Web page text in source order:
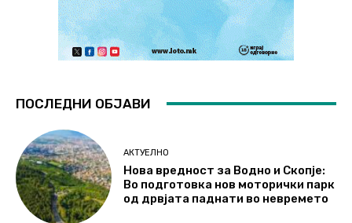
ПОСЛЕДНИ ОБЈАВИ
АКТУЕЛНО
Нова вредност за Водно и Скопје:
Во подготовка нов моторички парк
од дрвјата паднати во невремето